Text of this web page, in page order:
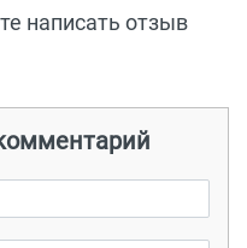
написать отзыв